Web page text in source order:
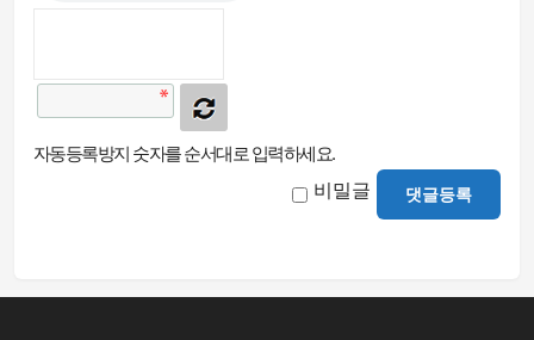
자동등록방지 숫자를 순서대로 입력하세요.
비밀글 댓글등록